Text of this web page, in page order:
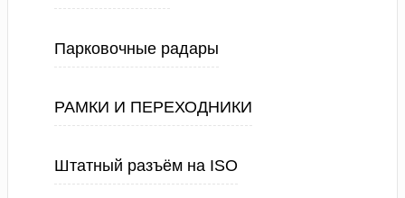
Парковочные радары
РАМКИ И ПЕРЕХОДНИКИ
Штатный разъём на ISO